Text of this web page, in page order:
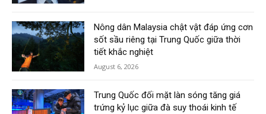
Nông dân Malaysia chật vật đáp ứng cơn
sốt sầu riêng tại Trung Quốc giữa thời
tiết khắc nghiệt
August 6, 2026
Trung Quốc đối mặt làn sóng tăng giá
trứng kỷ lục giữa đà suy thoái kinh tế